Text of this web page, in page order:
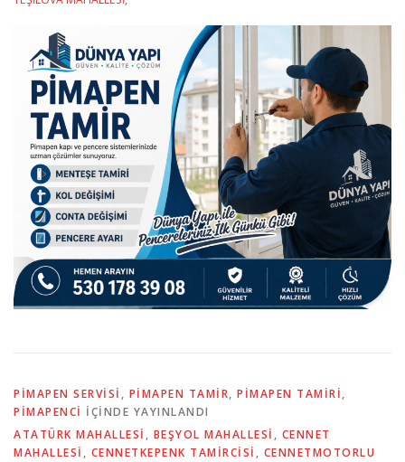
PIMAPEN SERVISI , PIMAPEN TAMIR, PIMAPEN TAMIRI,
PIMAPENCI IÇINDE YAYINLANDI
ATATÜRK MAHALLESİ , BEŞYOL MAHALLESİ , CENNET
MAHALLESİ , CENNETKEPENK TAMIRCISI , CENNETMOTORLU